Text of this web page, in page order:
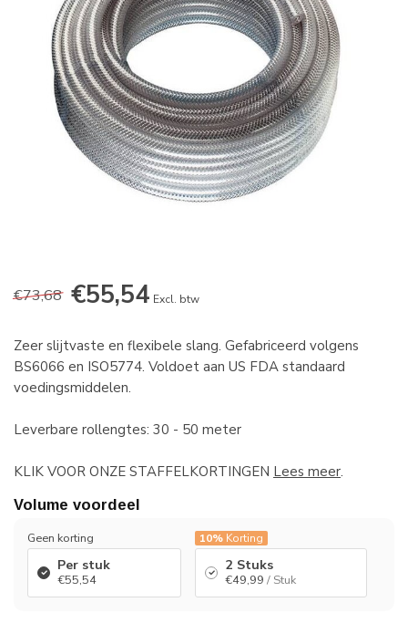
€73,68 €55,54 Excl. btw
Zeer slijtvaste en flexibele slang. Gefabriceerd volgens
BS6066 en ISO5774. Voldoet aan US FDA standaard
voedingsmiddelen.
Leverbare rollengtes: 30 - 50 meter
KLIK VOOR ONZE STAFFELKORTINGEN Lees meer.
Volume voordeel
Geen korting
Per stuk
€55,54
10% Korting
2 Stuks
€49,99 / Stuk